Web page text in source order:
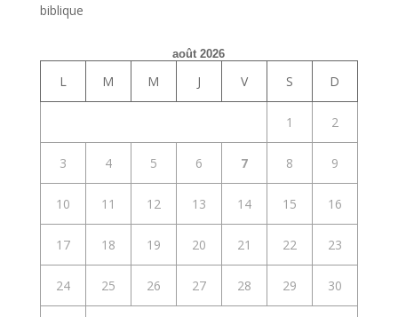
biblique
août 2026
L M M J V S D
1 2
3 4 5 6 7 8 9
10 11 12 13 14 15 16
17 18 19 20 21 22 23
24 25 26 27 28 29 30